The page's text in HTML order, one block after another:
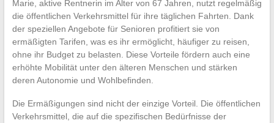
Marie, aktive Rentnerin im Alter von 67 Jahren, nutzt regelmäßig
die öffentlichen Verkehrsmittel für ihre täglichen Fahrten. Dank
der speziellen Angebote für Senioren profitiert sie von
ermäßigten Tarifen, was es ihr ermöglicht, häufiger zu reisen,
ohne ihr Budget zu belasten. Diese Vorteile fördern auch eine
erhöhte Mobilität unter den älteren Menschen und stärken
deren Autonomie und Wohlbefinden.
Die Ermäßigungen sind nicht der einzige Vorteil. Die öffentlichen
Verkehrsmittel, die auf die spezifischen Bedürfnisse der